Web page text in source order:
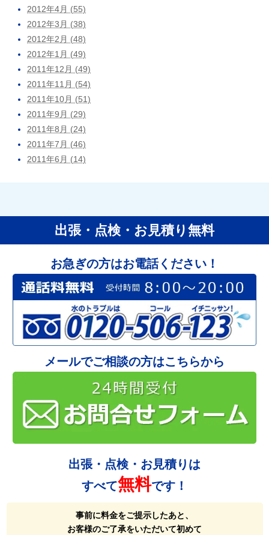
2012年4月 (55)
2012年3月 (38)
2012年2月 (48)
2012年1月 (49)
2011年12月 (49)
2011年11月 (54)
2011年10月 (51)
2011年9月 (29)
2011年8月 (24)
2011年7月 (46)
2011年6月 (14)
出張・点検・お見積り無料
お急ぎの方はお電話ください！
メールでご相談の方はこちらから
出張・点検・お見積りは
すべて無料です！
事前に料金をご提示したあと、
お客様のご了承をいただいて初めて